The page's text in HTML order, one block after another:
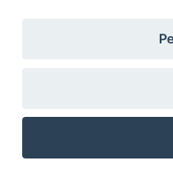
Ufficio Amministrativo, Ufficio